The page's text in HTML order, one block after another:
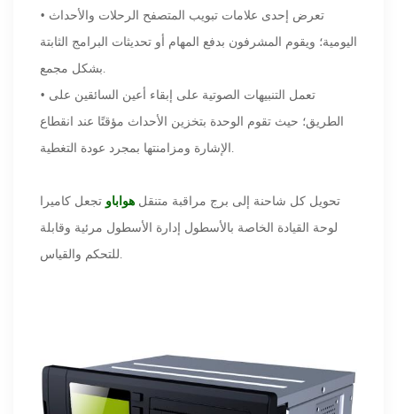
• تعرض إحدى علامات تبويب المتصفح الرحلات والأحداث
اليومية؛ ويقوم المشرفون بدفع المهام أو تحديثات البرامج الثابتة
بشكل مجمع.
• تعمل التنبيهات الصوتية على إبقاء أعين السائقين على
الطريق؛ حيث تقوم الوحدة بتخزين الأحداث مؤقتًا عند انقطاع
الإشارة ومزامنتها بمجرد عودة التغطية.
تحويل كل شاحنة إلى برج مراقبة متنقل هواباو تجعل كاميرا
لوحة القيادة الخاصة بالأسطول إدارة الأسطول مرئية وقابلة
للتحكم والقياس.